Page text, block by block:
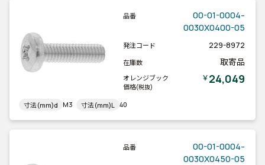
品番
00-01-0004-
0030X0400-05
発注コード 229-8972
在庫数 取寄品
オレンジブック
価格(税抜)
￥24,049
寸法(mm)d M3 寸法(mm)L 40
品番
00-01-0004-
0030X0450-05